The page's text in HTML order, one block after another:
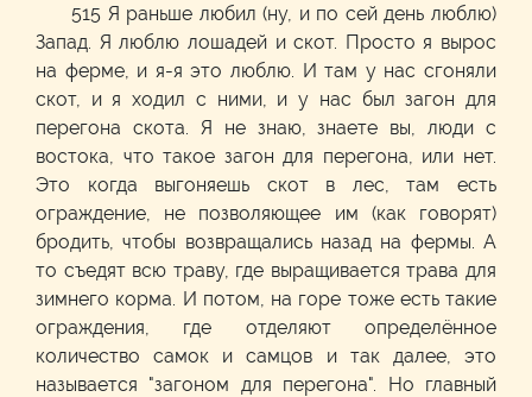
515 Я раньше любил (ну, и по сей день люблю)
Запад. Я люблю лошадей и скот. Просто я вырос
на ферме, и я-я это люблю. И там у нас сгоняли
скот, и я ходил с ними, и у нас был загон для
перегона скота. Я не знаю, знаете вы, люди с
востока, что такое загон для перегона, или нет.
Это когда выгоняешь скот в лес, там есть
ограждение, не позволяющее им (как говорят)
бродить, чтобы возвращались назад на фермы. А
то съедят всю траву, где выращивается трава для
зимнего корма. И потом, на горе тоже есть такие
ограждения, где отделяют определённое
количество самок и самцов и так далее, это
называется "загоном для перегона". Но главный